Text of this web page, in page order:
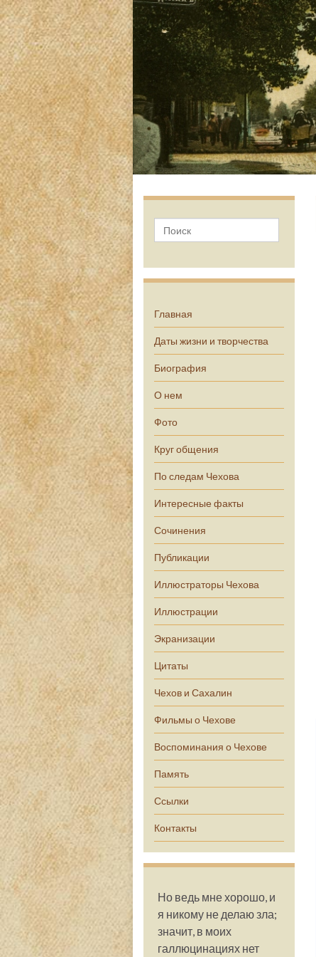
Главная
Даты жизни и творчества
Биография
О нем
Фото
Круг общения
По следам Чехова
Интересные факты
Сочинения
Публикации
Иллюстраторы Чехова
Иллюстрации
Экранизации
Цитаты
Чехов и Сахалин
Фильмы о Чехове
Воспоминания о Чехове
Память
Ссылки
Контакты
Но ведь мне хорошо, и
я никому не делаю зла;
значит, в моих
галлюцинациях нет